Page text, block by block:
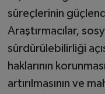
süreçlerinin
Araştırmacılar,
sürdürülebilirliği
haklarının
artırılmasının ve